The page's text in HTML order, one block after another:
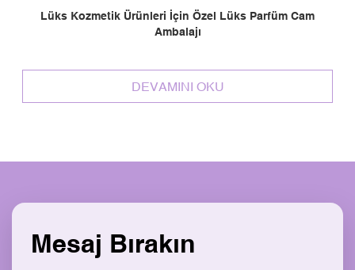
Lüks Kozmetik Ürünleri İçin Özel Lüks Parfüm Cam
Ambalajı
DEVAMINI OKU
Mesaj Bırakın